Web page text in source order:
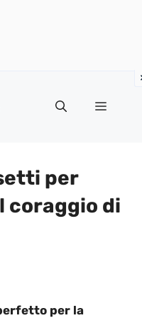
Menu
per
coraggio di
per la